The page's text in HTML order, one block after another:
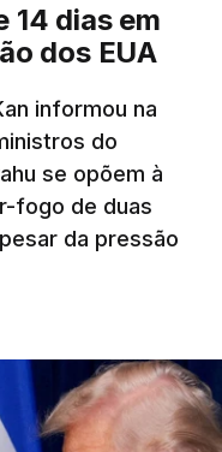
14 dias em
dos EUA
informou na
do
se opõem à
fogo de duas
da pressão